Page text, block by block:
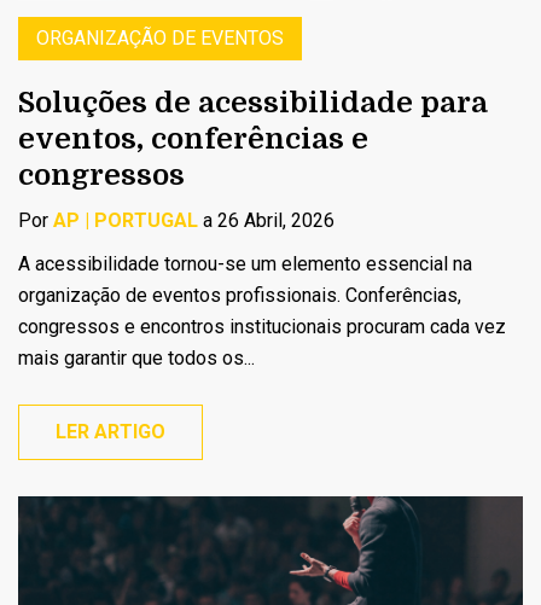
ORGANIZAÇÃO DE EVENTOS
Soluções de acessibilidade para
eventos, conferências e
congressos
Por AP | PORTUGAL a 26 Abril, 2026
A acessibilidade tornou-se um elemento essencial na
organização de eventos profissionais. Conferências,
congressos e encontros institucionais procuram cada vez
mais garantir que todos os...
LER ARTIGO